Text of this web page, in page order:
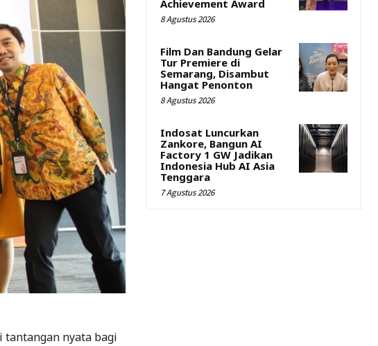
nyata bagi
Achievement Award
8 Agustus 2026
Film Dan Bandung Gelar
Tur Premiere di
Semarang, Disambut
Hangat Penonton
8 Agustus 2026
Indosat Luncurkan
Zankore, Bangun AI
Factory 1 GW Jadikan
Indonesia Hub AI Asia
Tenggara
7 Agustus 2026